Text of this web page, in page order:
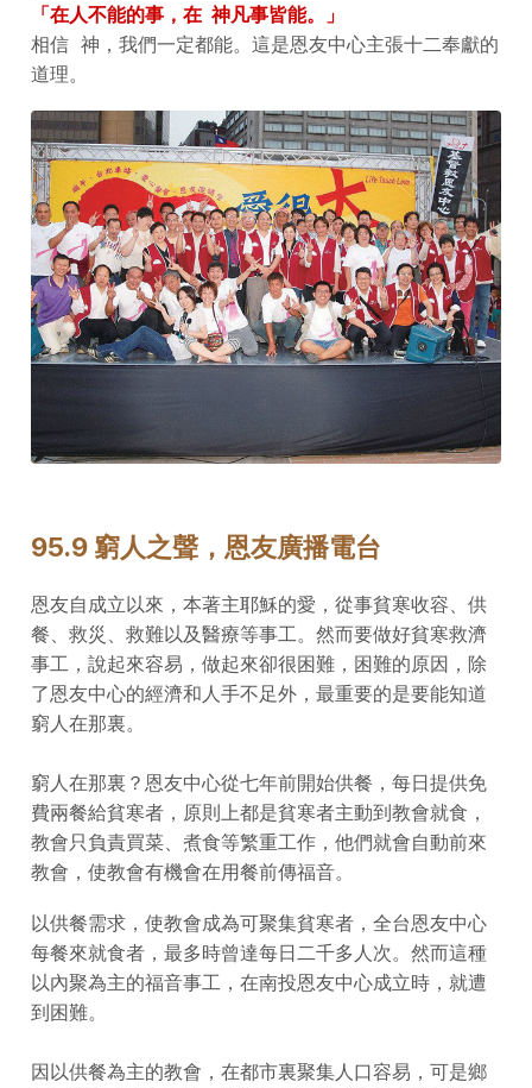
「在人不能的事，在 神凡事皆能。」
相信 神，我們一定都能。這是恩友中心主張十二奉獻的
道理。
95.9 窮人之聲，恩友廣播電台
恩友自成立以來，本著主耶穌的愛，從事貧寒收容、供
餐、救災、救難以及醫療等事工。然而要做好貧寒救濟
事工，說起來容易，做起來卻很困難，困難的原因，除
了恩友中心的經濟和人手不足外，最重要的是要能知道
窮人在那裏。
窮人在那裏？恩友中心從七年前開始供餐，每日提供免
費兩餐給貧寒者，原則上都是貧寒者主動到教會就食，
教會只負責買菜、煮食等繁重工作，他們就會自動前來
教會，使教會有機會在用餐前傳福音。
以供餐需求，使教會成為可聚集貧寒者，全台恩友中心
每餐來就食者，最多時曾達每日二千多人次。然而這種
以內聚為主的福音事工，在南投恩友中心成立時，就遭
到困難。
因以供餐為主的教會，在都市裏聚集人口容易，可是鄉